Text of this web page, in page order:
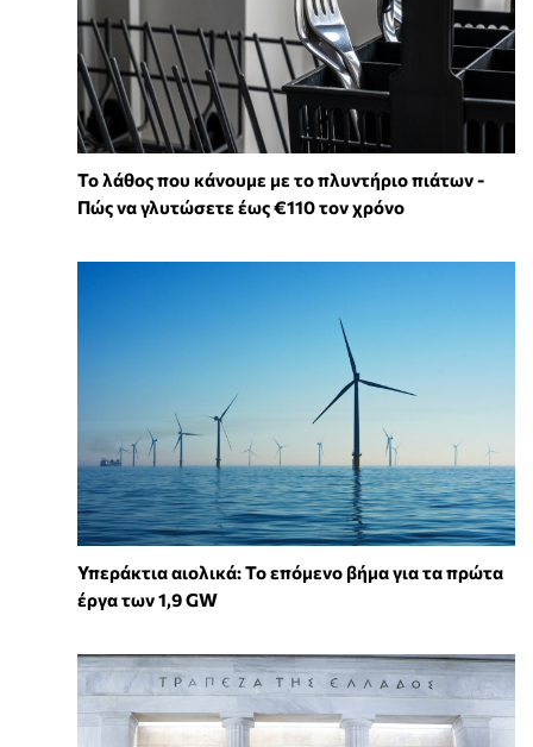
Το λάθος που κάνουμε με το πλυντήριο πιάτων -
Πώς να γλυτώσετε έως €110 τον χρόνο
Υπεράκτια αιολικά: Το επόμενο βήμα για τα πρώτα
έργα των 1,9 GW